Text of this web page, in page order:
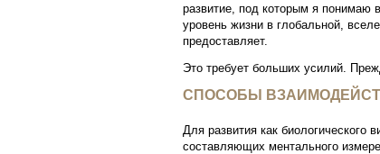
развитие, под которым я понимаю
уровень жизни в глобальной,
предоставляет.
Это требует больших усилий.
СПОСОБЫ
Для развития как
составляющих ментального